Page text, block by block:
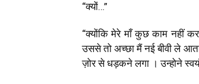
“क्यों…”
“क्योंकि मेरे माँ कुछ काम नहीं
उससे तो अच्छा मैं नई बीवी ले
ज़ोर से धड़कने लगा । उन्होने